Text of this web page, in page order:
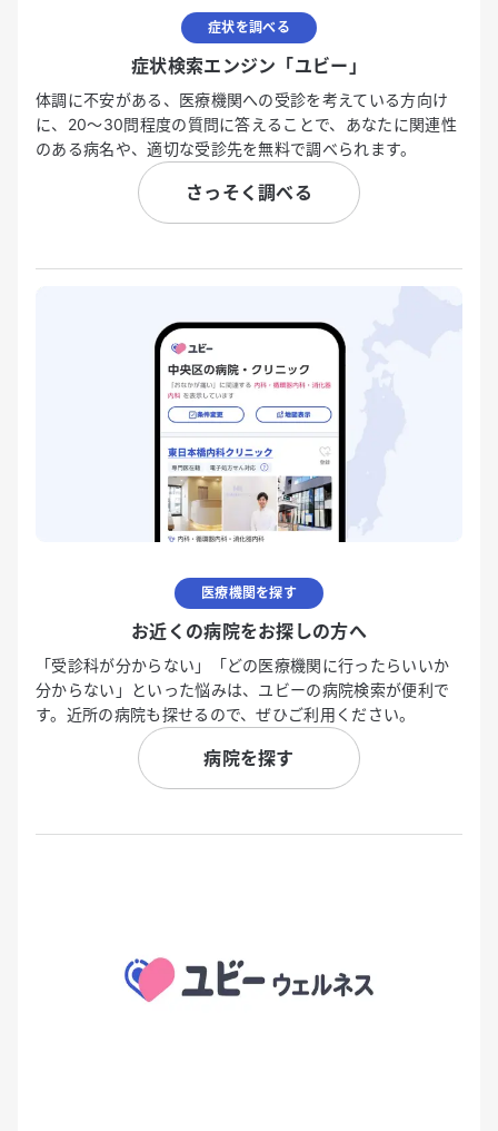
症状を調べる
症状検索エンジン「ユビー」
体調に不安がある、医療機関への受診を考えている方向け
に、20〜30問程度の質問に答えることで、あなたに関連性
のある病名や、適切な受診先を無料で調べられます。
さっそく調べる
医療機関を探す
お近くの病院をお探しの方へ
「受診科が分からない」「どの医療機関に行ったらいいか
分からない」といった悩みは、ユビーの病院検索が便利で
す。近所の病院も探せるので、ぜひご利用ください。
病院を探す